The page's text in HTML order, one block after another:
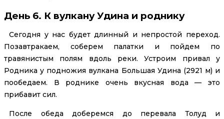
День 6. К вулкану Удина и роднику
Сегодня у нас будет длинный и непростой переход.
Позавтракаем, соберем палатки и пойдем по
травянистым полям вдоль реки. Устроим привал у
Родника у подножия вулкана Большая Удина (2921 м) и
пообедаем. В роднике очень вкусная вода — это
прибавит сил.
После обеда доберемся до перевала Толуд и